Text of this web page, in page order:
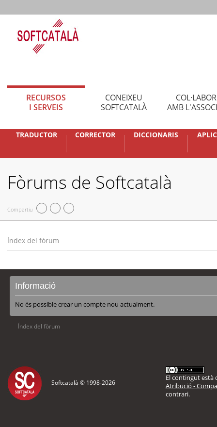
RECURSOS
I SERVEIS
CONEIXEU
SOFTCATALÀ
AMB
TRADUCTOR CORRECTOR DICCIONARIS
Fòrums de Softcatalà
Compartiu
Índex del fòrum
Informació
No és possible crear un compte nou actualment.
Índex del fòrum
Softcatalà © 1998-2026
El contingut està
Atribució -
contrari.